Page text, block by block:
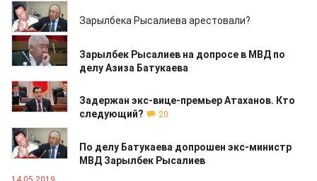
07.06.2019
Зарылбека Рысалиева арестовали?
07.06.2019
Зарылбек Рысалиев на допросе в МВД по
делу Азиза Батукаева
21.05.2019
Задержан экс-вице-премьер Атаханов. Кто
следующий?
20
21.05.2019
По делу Батукаева допрошен экс-министр
МВД Зарылбек Рысалиев